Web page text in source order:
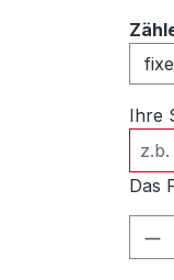
Ihre
Das